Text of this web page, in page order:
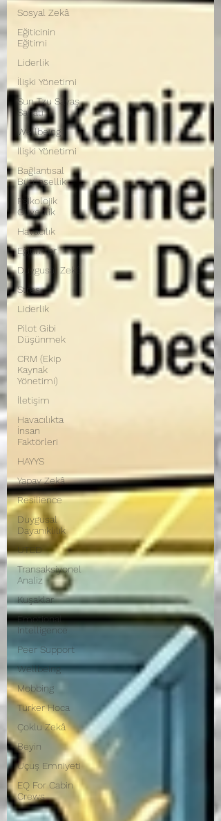
Sosyal Zekâ
Eğiticinin
Eğitimi
Liderlik
İlişki Yönetimi
Sun Tzu Savaş
Sanatı
Wellbeing
İlişki Yönetimi
Bağlantısal
Bütünsellik
Psikolojik
Güvenlik
Havacılık
Eğitimler
Duygusal Zekâ
Stres
Liderlik
Pilot Gibi
Düşünmek
CRM (Ekip
Kaynak
Yönetimi)
İletişim
Havacılıkta
İnsan
Faktörleri
HAYYS
Yapay Zekâ
Resilience
Duygusal
Dayanıklılık
UTED
Transaksiyonel
Analiz
Kuşaklar
Emotional
Intelligence
Peer Support
Wellbeing
Mobbing
Türker Hoca
Çoklu Zekâ
Beyin
Uçuş Emniyeti
EQ For Cabin
Crews